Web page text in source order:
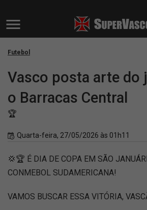
Futebol
Vasco posta arte do
o Barracas Central
🏆
Quarta-feira, 27/05/2026 às 01h11
💢🏆 É DIA DE COPA EM SÃO
CONMEBOL SUDAMERICANA!
VAMOS BUSCAR ESSA VITÓRIA,